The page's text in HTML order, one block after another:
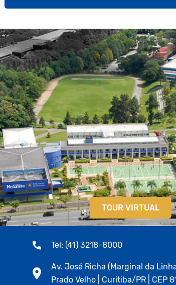
TOUR VIRTUAL
Tel: (41) 3218-8000
Av. José Richa (Marginal da
Prado Velho | Curitiba/PR | CEP